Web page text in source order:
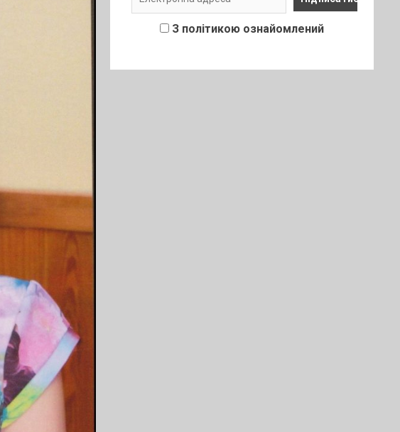
З політикою ознайомлений